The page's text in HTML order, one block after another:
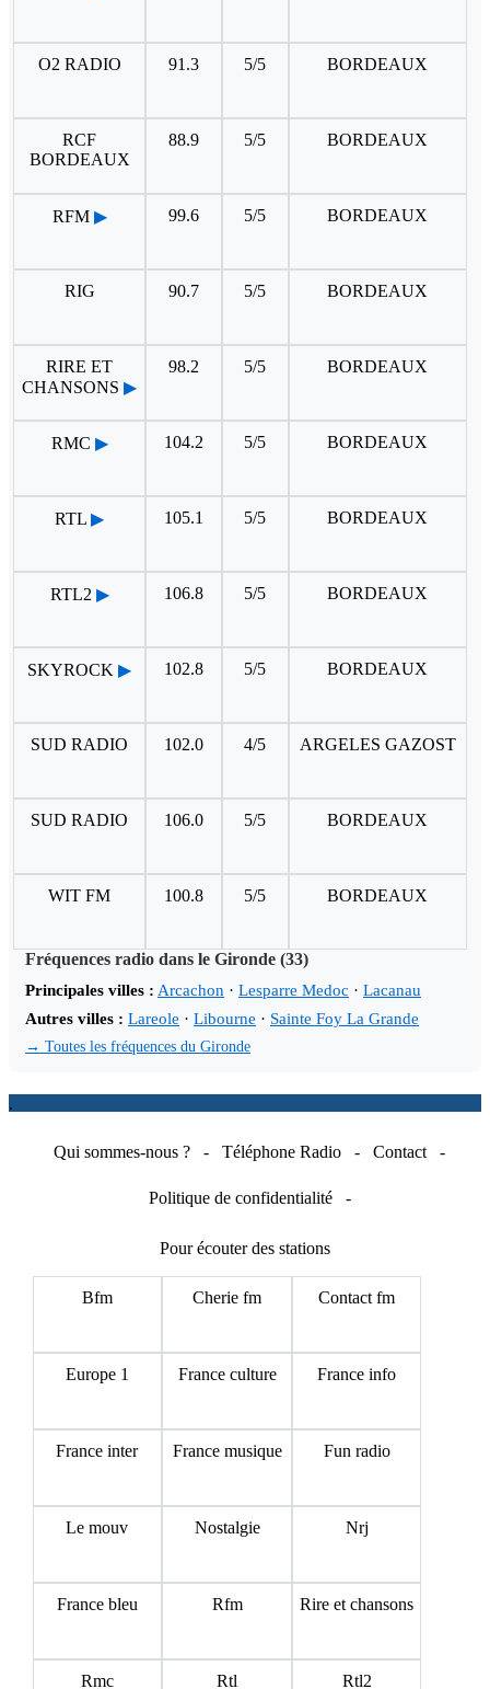
O2 RADIO 91.3 5/5 BORDEAUX
RCF
BORDEAUX
88.9 5/5 BORDEAUX
RFM ▶ 99.6 5/5 BORDEAUX
RIG 90.7 5/5 BORDEAUX
RIRE ET
CHANSONS ▶
98.2 5/5 BORDEAUX
RMC ▶ 104.2 5/5 BORDEAUX
RTL ▶ 105.1 5/5 BORDEAUX
RTL2 ▶ 106.8 5/5 BORDEAUX
SKYROCK ▶ 102.8 5/5 BORDEAUX
SUD RADIO 102.0 4/5 ARGELES GAZOST
SUD RADIO 106.0 5/5 BORDEAUX
WIT FM 100.8 5/5 BORDEAUX
Fréquences radio dans le Gironde (33)
Principales villes : Arcachon · Lesparre Medoc · Lacanau
Autres villes : Lareole · Libourne · Sainte Foy La Grande
→ Toutes les fréquences du Gironde
.
Qui sommes-nous ? - Téléphone Radio - Contact -
Politique de confidentialité -
Pour écouter des stations
Bfm Cherie fm Contact fm
Europe 1 France culture France info
France inter France musique Fun radio
Le mouv Nostalgie Nrj
France bleu Rfm Rire et chansons
Rmc Rtl Rtl2